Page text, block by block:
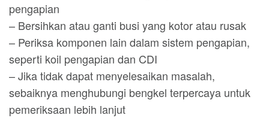
pengapian
– Bersihkan atau ganti busi yang kotor atau rusak
– Periksa komponen lain dalam sistem pengapian,
seperti koil pengapian dan CDI
– Jika tidak dapat menyelesaikan masalah,
sebaiknya menghubungi bengkel terpercaya untuk
pemeriksaan lebih lanjut